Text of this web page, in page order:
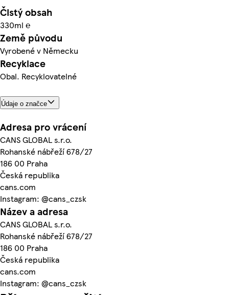
Čistý obsah
330ml ℮
Země původu
Vyrobené v Německu
Recyklace
Obal. Recyklovatelné
Údaje o značce
Adresa pro vrácení
CANS GLOBAL s.r.o.
Rohanské nábřeží 678/27
186 00 Praha
Česká republika
cans.com
Instagram: @cans_czsk
Název a adresa
CANS GLOBAL s.r.o.
Rohanské nábřeží 678/27
186 00 Praha
Česká republika
cans.com
Instagram: @cans_czsk